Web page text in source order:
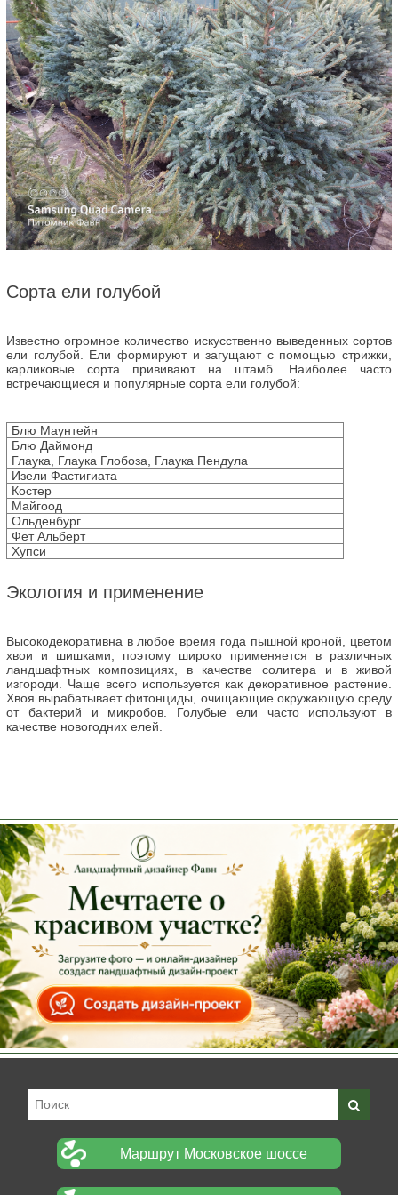
Сорта ели голубой
Известно огромное количество искусственно выведенных сортов
ели голубой. Ели формируют и загущают с помощью стрижки,
карликовые сорта прививают на штамб. Наиболее часто
встречающиеся и популярные сорта ели голубой:
Блю Маунтейн
Блю Даймонд
Глаука, Глаука Глобоза, Глаука Пендула
Изели Фастигиата
Костер
Майгоод
Ольденбург
Фет Альберт
Хупси
Экология и применение
Высокодекоративна в любое время года пышной кроной, цветом
хвои и шишками, поэтому широко применяется в различных
ландшафтных композициях, в качестве солитера и в живой
изгороди. Чаще всего используется как декоративное растение.
Хвоя вырабатывает фитонциды, очищающие окружающую среду
от бактерий и микробов. Голубые ели часто используют в
качестве новогодних елей.
Маршрут Московское шоссе